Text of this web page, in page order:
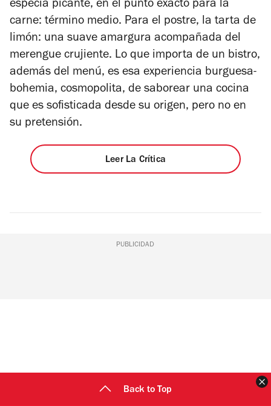
especia picante, en el punto exacto para la
carne: término medio. Para el postre, la tarta de
limón: una suave amargura acompañada del
merengue crujiente. Lo que importa de un bistro,
además del menú, es esa experiencia burguesa-
bohemia, cosmopolita, de saborear una cocina
que es sofisticada desde su origen, pero no en
su pretensión.
Leer La Crítica
PUBLICIDAD
Back to Top